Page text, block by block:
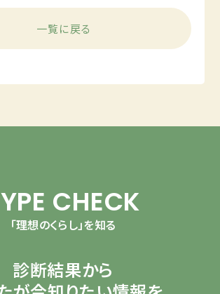
一覧に戻る
CHECK
「理想のくらし」を知る
診断結果から